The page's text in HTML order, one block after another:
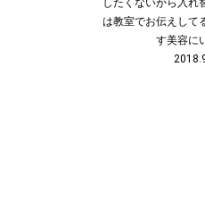
したくないから入れ
は教室でお伝えして
す美容に